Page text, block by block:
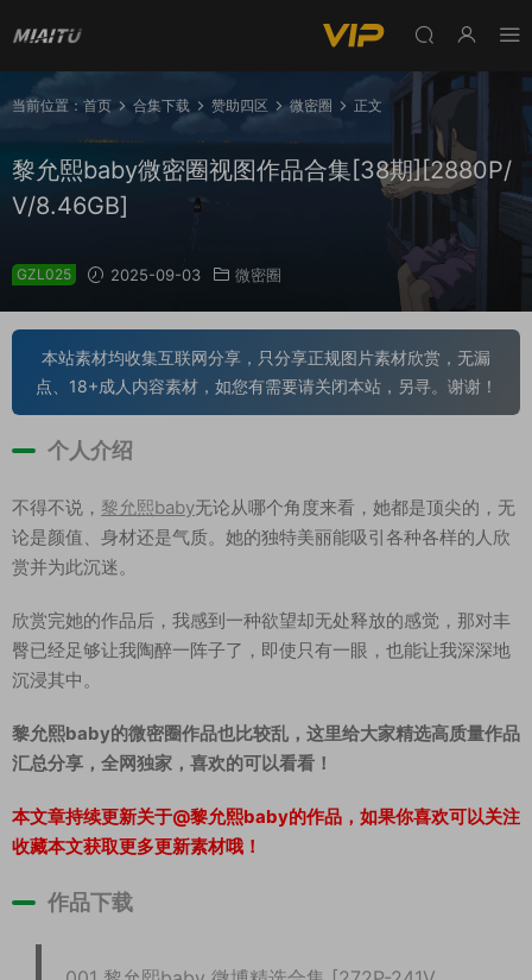
当前位置： 首页 合集下载 赞助四区 微密圈 正文
黎允熙baby微密圈视图作品合集[38期][2880P/
V/8.46GB]
GZL025 2025-09-03 微密圈
本站素材均收集互联网分享，只分享正规图片素材欣赏，无漏
点、18+成人内容素材，如您有需要请关闭本站，另寻。谢谢！
个人介绍
不得不说， 黎允熙baby无论从哪个角度来看，她都是顶尖的，无
论是颜值、身材还是气质。她的独特美丽能吸引各种各样的人欣
赏并为此沉迷。
欣赏完她的作品后，我感到一种欲望却无处释放的感觉，那对丰
臀已经足够让我陶醉一阵子了，即使只有一眼，也能让我深深地
沉浸其中。
黎允熙baby的微密圈作品也比较乱，这里给大家精选高质量作品
汇总分享，全网独家，喜欢的可以看看！
本文章持续更新关于@黎允熙baby的作品，如果你喜欢可以关注
收藏本文获取更多更新素材哦！
作品下载